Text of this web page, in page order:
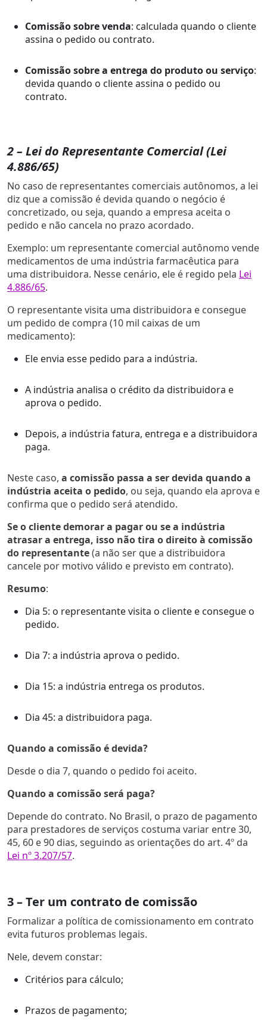
Comissão sobre venda: calculada quando o cliente
assina o pedido ou contrato.
Comissão sobre a entrega do produto ou serviço:
devida quando o cliente assina o pedido ou
contrato.
2 – Lei do Representante Comercial (Lei
4.886/65)
No caso de representantes comerciais autônomos, a lei
diz que a comissão é devida quando o negócio é
concretizado, ou seja, quando a empresa aceita o
pedido e não cancela no prazo acordado.
Exemplo: um representante comercial autônomo vende
medicamentos de uma indústria farmacêutica para
uma distribuidora. Nesse cenário, ele é regido pela Lei
4.886/65.
O representante visita uma distribuidora e consegue
um pedido de compra (10 mil caixas de um
medicamento):
Ele envia esse pedido para a indústria.
A indústria analisa o crédito da distribuidora e
aprova o pedido.
Depois, a indústria fatura, entrega e a distribuidora
paga.
Neste caso, a comissão passa a ser devida quando a
indústria aceita o pedido, ou seja, quando ela aprova e
confirma que o pedido será atendido.
Se o cliente demorar a pagar ou se a indústria
atrasar a entrega, isso não tira o direito à comissão
do representante(a não ser que a distribuidora
cancele por motivo válido e previsto em contrato).
Resumo:
Dia 5: o representante visita o cliente e consegue o
pedido.
Dia 7: a indústria aprova o pedido.
Dia 15: a indústria entrega os produtos.
Dia 45: a distribuidora paga.
Quando a comissão é devida?
Desde o dia 7, quando o pedido foi aceito.
Quando a comissão será paga?
Depende do contrato. No Brasil, o prazo de pagamento
para prestadores de serviços costuma variar entre 30,
45, 60 e 90 dias, seguindo as orientações do art. 4º da
Lei nº 3.207/57.
3 – Ter um contrato de comissão
Formalizar a política de comissionamento em contrato
evita futuros problemas legais.
Nele, devem constar:
Critérios para cálculo;
Prazos de pagamento;